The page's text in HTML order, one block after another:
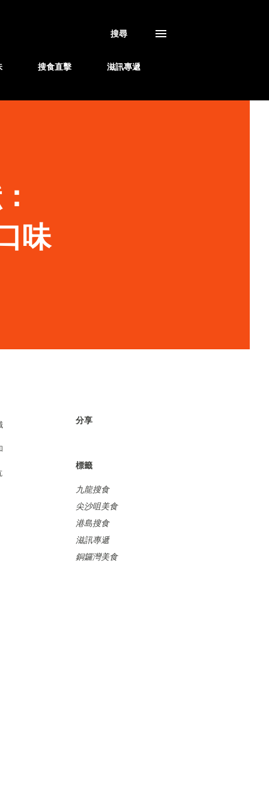
搜尋
搜食直擊 滋訊專遞
味
分享
標籤
九龍搜食
尖沙咀美食
港島搜食
滋訊專遞
銅鑼灣美食